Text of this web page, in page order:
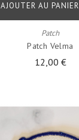
Patch
Patch Velma
12,00 €
AJOUTER AU PANIER